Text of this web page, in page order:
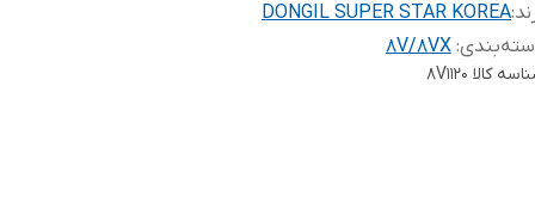
DONGIL SUPER STAR KOREA
:
8V/8VX
کالا 8V1120